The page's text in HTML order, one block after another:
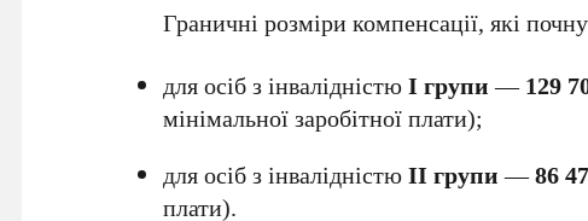
Граничні розміри компенсації, які
для осіб з інвалідністюI групи—129
мінімальної заробітної плати);
для осіб з інвалідністюII групи—86
плати).